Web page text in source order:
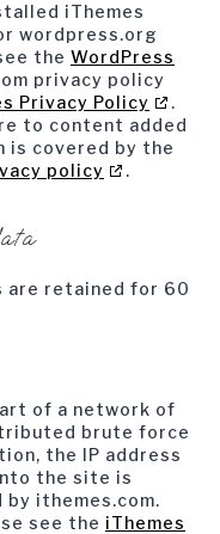
iThemes
wordpress.org
the WordPress
privacy policy
Privacy Policy
.
to content added
is covered by the
policy
.
are retained for 60
of a network of
brute force
the IP address
the site is
ithemes.com.
see the iThemes